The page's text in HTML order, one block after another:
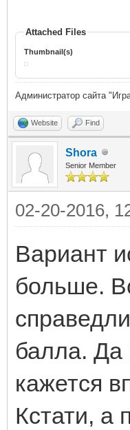
Attached Files
Thumbnail(s)
Администратор сайта
Website Find
Shora
Senior Member
02-20-2016,
Вариант
больше.
балла. Да
кажется
Кстати, а